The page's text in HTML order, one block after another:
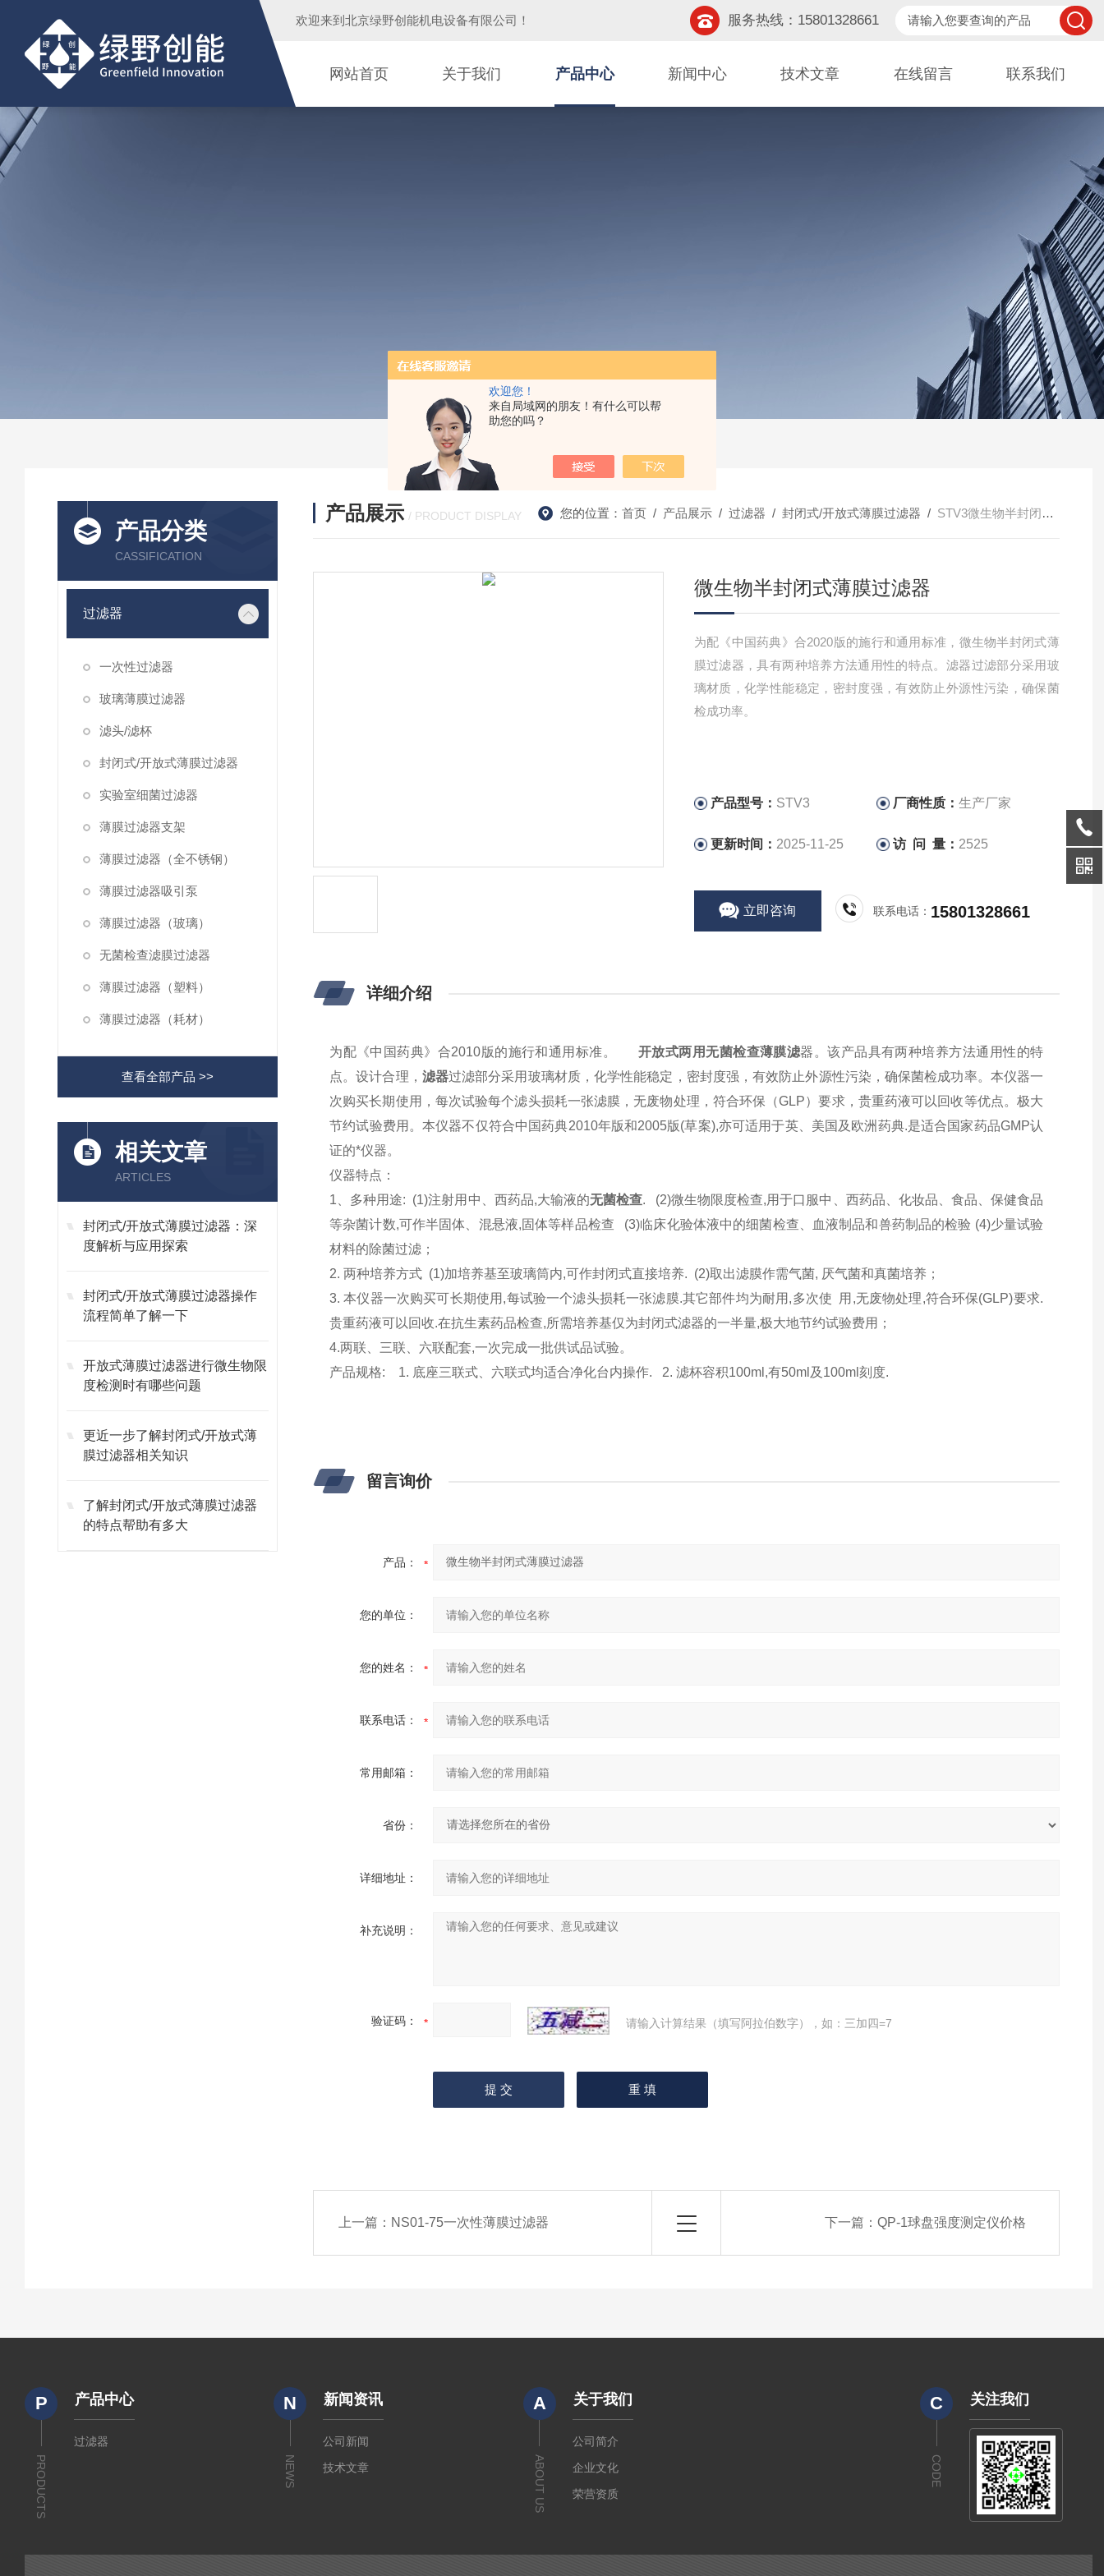
欢迎您！
来自局域网的朋友！有什么可以帮
助您的吗？
欢迎来到 北京绿野创能机电设备有限公司 ！ 服务热线：15801328661
网站首页 关于我们 产品中心 新闻中心 技术文章 在线留言 联系我们
产品分类
CASSIFICATION
过滤器
一次性过滤器
玻璃薄膜过滤器
滤头/滤杯
封闭式/开放式薄膜过滤器
实验室细菌过滤器
薄膜过滤器支架
薄膜过滤器（全不锈钢）
薄膜过滤器吸引泵
薄膜过滤器（玻璃）
无菌检查滤膜过滤器
薄膜过滤器（塑料）
薄膜过滤器（耗材）
查看全部产品 >>
相关文章
ARTICLES
封闭式/开放式薄膜过滤器：深
度解析与应用探索
封闭式/开放式薄膜过滤器操作
流程简单了解一下
开放式薄膜过滤器进行微生物限
度检测时有哪些问题
更近一步了解封闭式/开放式薄
膜过滤器相关知识
了解封闭式/开放式薄膜过滤器
的特点帮助有多大
产品展示 / PRODUCT DISPLAY 您的位置： 首页/ 产品展示/ 过滤器 / 封闭式/开放式薄膜过滤器 / STV3微生物半封闭式薄膜过滤器
微生物半封闭式薄膜过滤器
为配《中国药典》合2020版的施行和通用标准，微生物半封闭式薄
膜过滤器，具有两种培养方法通用性的特点。滤器过滤部分采用玻
璃材质，化学性能稳定，密封度强，有效防止外源性污染，确保菌
检成功率。
产品型号： STV3 厂商性质：生产厂家
更新时间： 2025-11-25 访 问 量： 2525
立即咨询 联系电话： 15801328661
详细介绍
为配《中国药典》合2010版的施行和通用标准。 开放式两用无菌检查薄膜滤器。该产品具有两种培养方法通用性的特
点。设计合理， 滤器过滤部分采用玻璃材质，化学性能稳定，密封度强，有效防止外源性污染，确保菌检成功率。本仪器一
次购买长期使用，每次试验每个滤头损耗一张滤膜，无废物处理，符合环保（GLP）要求，贵重药液可以回收等优点。极大
节约试验费用。本仪器不仅符合中国药典2010年版和2005版(草案),亦可适用于英、美国及欧洲药典.是适合国家药品GMP认
证的*仪器。
仪器特点：
1、多种用途: (1)注射用中、西药品,大输液的无菌检查. (2)微生物限度检查,用于口服中、西药品、化妆品、食品、保健食品
等杂菌计数,可作半固体、混悬液,固体等样品检查 (3)临床化验体液中的细菌检查 、血液制品和兽药制品的检验 (4)少量试验
材料的除菌过滤；
2. 两种培养方式 (1)加培养基至玻璃筒内,可作封闭式直接培养. (2)取出滤膜作需气菌, 厌气菌和真菌培养；
3. 本仪器一次购买可长期使用,每试验一个滤头损耗一张滤膜.其它部件均为耐用,多次使 用,无废物处理,符合环保(GLP)要求.
贵重药液可以回收.在抗生素药品检查,所需培养基仅为封闭式滤器的一半量,极大地节约试验费用；
4.两联、三联、六联配套,一次完成一批供试品试验。
产品规格: 1. 底座三联式、六联式均适合净化台内操作. 2. 滤杯容积100ml,有50ml及100ml刻度.
留言询价
产品：
您的单位：
您的姓名：
联系电话：
常用邮箱：
省份：
详细地址：
补充说明：
验证码： 请输入计算结果（填写阿拉伯数字），如：三加四=7
上一篇： NS01-75一次性薄膜过滤器 下一篇： QP-1球盘强度测定仪价格
P
PRODUCTS
产品中心
过滤器
N
NEWS
新闻资讯
公司新闻
技术文章
A
ABOUT US
关于我们
公司简介
企业文化
荣营资质
C
CODE
关注我们